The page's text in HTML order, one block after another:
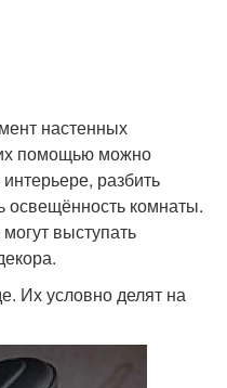
настенных
помощью можно
разбить
освещённость комнаты.
выступать
Их условно делят на